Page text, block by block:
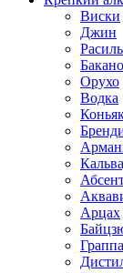
Виски
Джин
Орухо
Водка
Арцах
Граппа